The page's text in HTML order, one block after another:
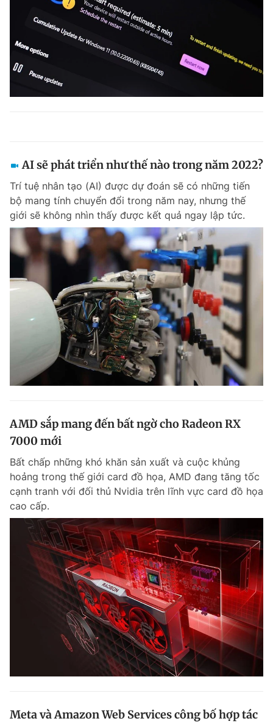
AI sẽ phát triển như thế nào trong năm 2022?
Trí tuệ nhân tạo (AI) được dự đoán sẽ có những tiến
bộ mang tính chuyển đổi trong năm nay, nhưng thế
giới sẽ không nhìn thấy được kết quả ngay lập tức.
AMD sắp mang đến bất ngờ cho Radeon RX
7000 mới
Bất chấp những khó khăn sản xuất và cuộc khủng
hoảng trong thế giới card đồ họa, AMD đang tăng tốc
cạnh tranh với đối thủ Nvidia trên lĩnh vực card đồ họa
cao cấp.
Meta và Amazon Web Services công bố hợp tác